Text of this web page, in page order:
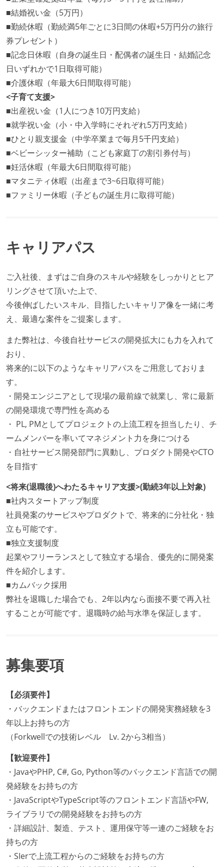
■結婚祝い金（5万円）
■勤続休暇（勤続満5年ごとに3日間の休暇+5万円分の旅行
券プレゼント）
■記念日休暇（自身の誕生日・配偶者の誕生日・結婚記念
日いずれかで1日取得可能）
■介護休暇（年最大6日間取得可能）
<子育て支援>
■出産祝い金（1人につき10万円支給）
■就学祝い金（小・中入学時にそれぞれ5万円支給）
■ひとり親支援金（中学卒業まで毎月5千円支給）
■ベビーシッター補助（こども家庭丁の割引券付与）
■妊活休暇（年最大6日間取得可能）
■マタニティ休暇（出産まで3~6日取得可能）
■ファミリー休暇（子どもの誕生月に取得可能）
キャリアパス
ご入社後、まずはご自身のスキルや経験をしっかりとヒア
リングさせて頂いた上で、
今後伸ばしたいスキル、目指したいキャリア像を一緒に考
え、最適な案件をご提案します。
また弊社は、今後自社サービスの開発拡大にも力を入れて
おり、
将来的に以下のようなキャリアパスをご用意しておりま
す。
・開発エンジニアとして現場の最前線で就業し、常に最新
の開発環境で専門性を高める
・ PL, PMとしてプロジェクトの上流工程を担当したり、チ
ームメンバーを率いてマネジメント力を身につける
・自社サービス開発部門に異動し、プロダクト開発やCTO
を目指す
<将来(退職後)へわたるキャリア支援>(勤続3年以上対象)
■社内スタートアップ制度
社員発案のサービスやプロダクトで、将来的に分社化・独
立も可能です。
■独立支援制度
起業やフリーランスとして独立する場合、優先的に開発案
件を紹介します。
■カムバック採用
弊社を退職した場合でも、2年以内なら面接不要で再入社
することが可能です。退職時の給与水準を保証します。
募集要項
【必須要件】
・バックエンドまたはフロントエンドの開発実務経験を3
年以上お持ちの方
（Forkwellでの技術レベル Lv. 2から3相当）
【歓迎要件】
・JavaやPHP, C#, Go, Python等のバックエンド言語での開
発経験をお持ちの方
・JavaScriptやTypeScript等のフロントエンド言語やFW,
ライブラリでの開発経験をお持ちの方
・詳細設計、製造、テスト、運用保守等一連のご経験をお
持ちの方
・SIerで上流工程からのご経験をお持ちの方